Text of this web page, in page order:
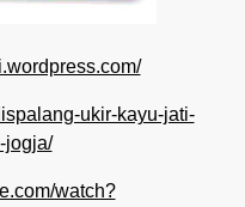
ukir-kayu-jati-
jogja/
watch?